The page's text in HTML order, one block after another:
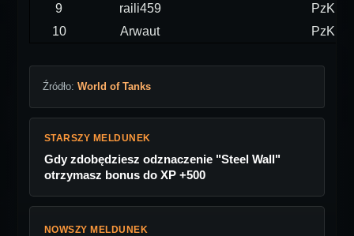
9
raili459
10
Arwaut
Źródło: World of Tanks
STARSZY MELDUNEK
Gdy zdobędziesz odznaczenie "Steel Wall"
otrzymasz bonus do XP +500
NOWSZY MELDUNEK